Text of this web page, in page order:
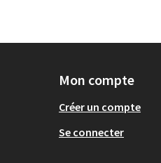
Mon compte
Créer un compte
Se connecter